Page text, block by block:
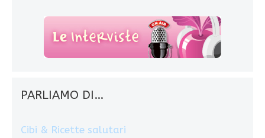
PARLIAMO DI…
Cibi & Ricette salutari